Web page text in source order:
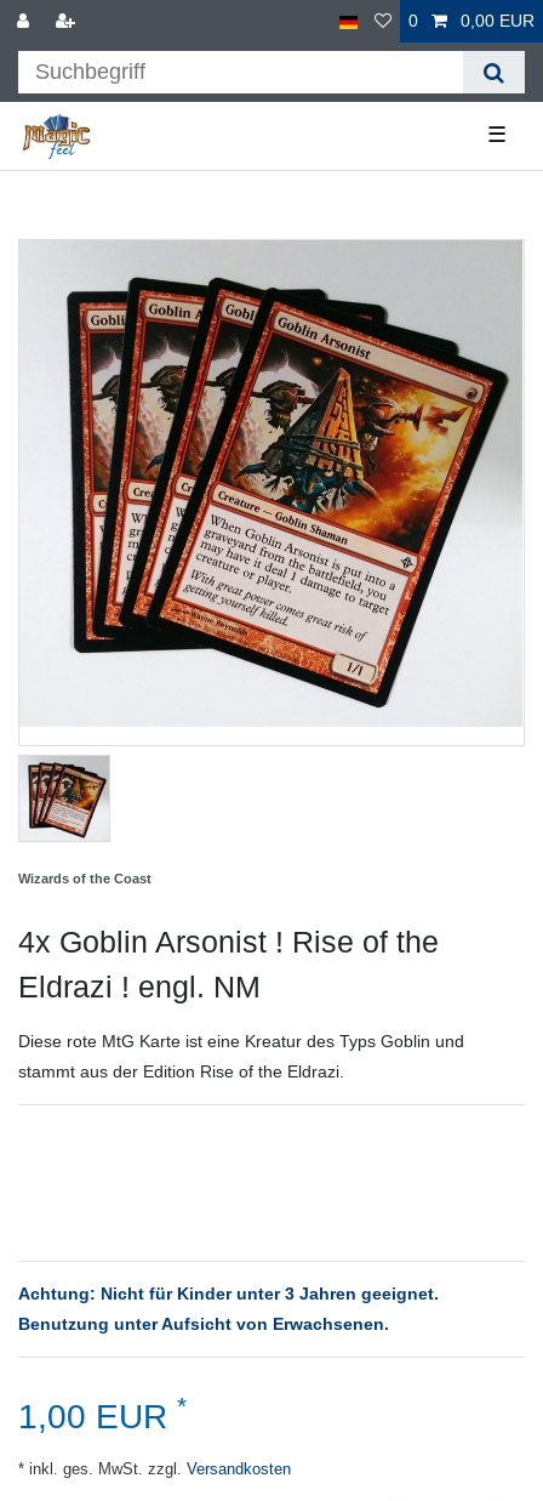
0 0,00 EUR
☰
Wizards of the Coast
4x Goblin Arsonist ! Rise of the
Eldrazi ! engl. NM
Diese rote MtG Karte ist eine Kreatur des Typs Goblin und
stammt aus der Edition Rise of the Eldrazi.
Achtung: Nicht für Kinder unter 3 Jahren geeignet.
Benutzung unter Aufsicht von Erwachsenen.
1,00 EUR *
* inkl. ges. MwSt. zzgl. Versandkosten